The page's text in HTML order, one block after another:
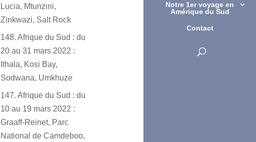
Notre 1er voyage en
Amérique du Sud
Contact
Lucia, Mtunzini,
Zinkwazi, Salt Rock
148. Afrique du Sud : du
20 au 31 mars 2022 :
Ithala, Kosi Bay,
Sodwana, Umkhuze
147. Afrique du Sud : du
10 au 19 mars 2022 :
Graaff-Reinet, Parc
National de Camdeboo,